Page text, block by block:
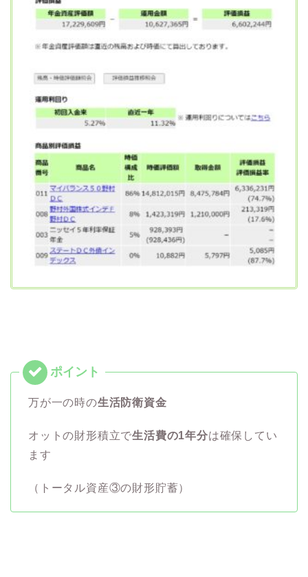
万が一の時の生活防衛資金
オットの財形積立で生活費の1年分は確保してい
ます
（トータル資産③の財形貯蓄）